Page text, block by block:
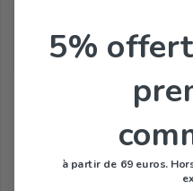
Tous les produits de la
5%
à partir de 69 euros.